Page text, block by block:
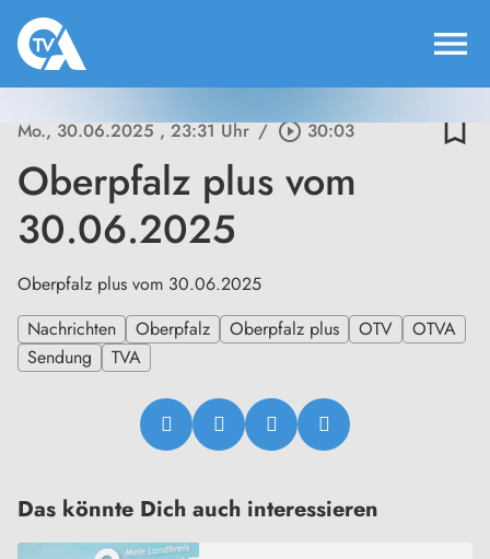
menu
Mo., 30.06.2025, 23:31 Uhr / play_circle_outline30:03 bookmark_border
Oberpfalz plus vom
30.06.2025
Oberpfalz plus vom 30.06.2025
Nachrichten
Oberpfalz Oberpfalz plus OTV
OTVA
Sendung
TVA
Das könnte Dich auch interessieren